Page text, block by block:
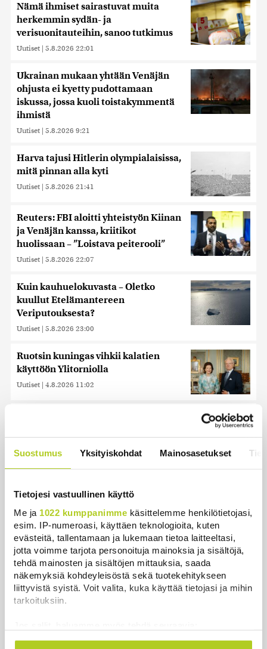
Suostumus Yksityiskohdat Mainosasetukset
Tietojesi vastuullinen käyttö
Me ja 1022 kumppanimme käsittelemme henkilötietojasi,
esim. IP-numeroasi, käyttäen teknologioita, kuten
evästeitä, tallentamaan ja lukemaan tietoa laitteeltasi,
jotta voimme tarjota personoituja mainoksia ja sisältöjä,
tehdä mainosten ja sisältöjen mittauksia, saada
näkemyksiä kohdeyleisöstä sekä tuotekehitykseen
liittyvistä syistä. Voit valita, kuka käyttää tietojasi ja mihin
tarkoituksiin.
Kerätä tietoja maantieteellisestä sijainnistasi,
Nämä ihmiset sairastuvat muita
herkemmin sydän- ja
verisuonitauteihin, sanoo tutkimus
Uutiset | 5.8.2026 22:01
Ukrainan mukaan yhtään Venäjän
ohjusta ei kyetty pudottamaan
iskussa, jossa kuoli toistakymmentä
ihmistä
Uutiset | 5.8.2026 9:21
Harva tajusi Hitlerin olympialaisissa,
mitä pinnan alla kyti
Uutiset | 5.8.2026 21:41
Reuters: FBI aloitti yhteistyön Kiinan
ja Venäjän kanssa, kriitikot
huolissaan – ”Loistava peiterooli”
Uutiset | 5.8.2026 22:07
Kuin kauhuelokuvasta – Oletko
kuullut Etelämantereen
Veriputouksesta?
Uutiset | 5.8.2026 23:00
Ruotsin kuningas vihkii kalatien
käyttöön Ylitorniolla
Uutiset | 4.8.2026 11:02
hintaa”
Uutiset | 6.8.2026 11:56
Uusimmat
Tutkimus: Nämä kolme terveystekijää voivat lykätä
dementiaa 13 vuodella
Uutiset 6.8.2026 21:50